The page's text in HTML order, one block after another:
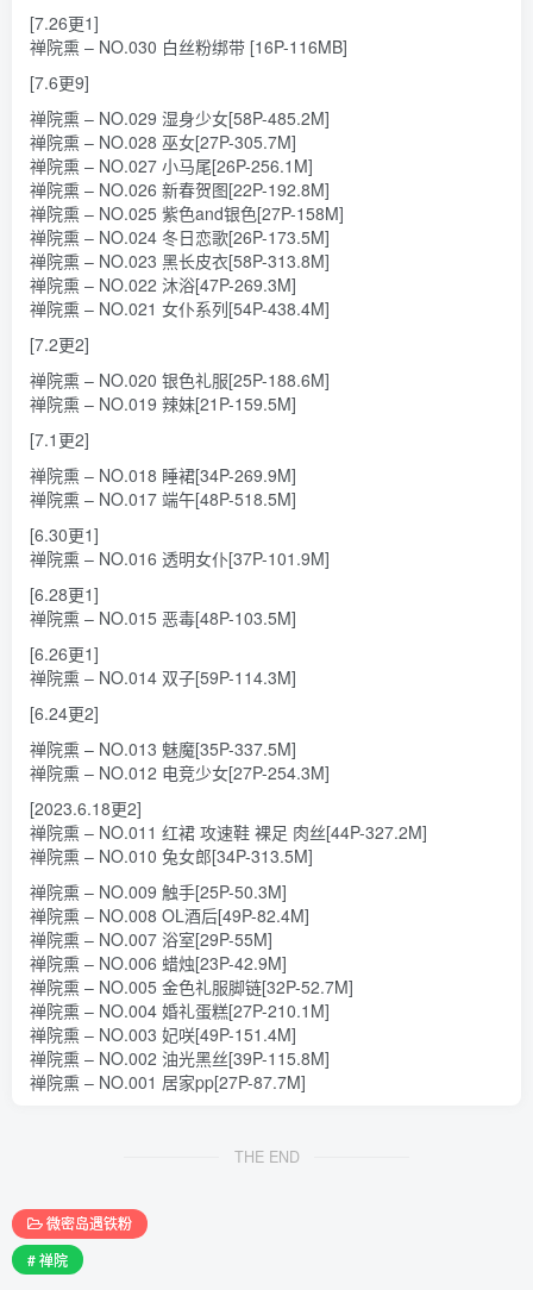
[7.26更1]
禅院熏 – NO.030 白丝粉绑带 [16P-116MB]
[7.6更9]
禅院熏 – NO.029 湿身少女[58P-485.2M]
禅院熏 – NO.028 巫女[27P-305.7M]
禅院熏 – NO.027 小马尾[26P-256.1M]
禅院熏 – NO.026 新春贺图[22P-192.8M]
禅院熏 – NO.025 紫色and银色[27P-158M]
禅院熏 – NO.024 冬日恋歌[26P-173.5M]
禅院熏 – NO.023 黑长皮衣[58P-313.8M]
禅院熏 – NO.022 沐浴[47P-269.3M]
禅院熏 – NO.021 女仆系列[54P-438.4M]
[7.2更2]
禅院熏 – NO.020 银色礼服[25P-188.6M]
禅院熏 – NO.019 辣妹[21P-159.5M]
[7.1更2]
禅院熏 – NO.018 睡裙[34P-269.9M]
禅院熏 – NO.017 端午[48P-518.5M]
[6.30更1]
禅院熏 – NO.016 透明女仆[37P-101.9M]
[6.28更1]
禅院熏 – NO.015 恶毒[48P-103.5M]
[6.26更1]
禅院熏 – NO.014 双子[59P-114.3M]
[6.24更2]
禅院熏 – NO.013 魅魔[35P-337.5M]
禅院熏 – NO.012 电竞少女[27P-254.3M]
[2023.6.18更2]
禅院熏 – NO.011 红裙 攻速鞋 裸足 肉丝[44P-327.2M]
禅院熏 – NO.010 兔女郎[34P-313.5M]
禅院熏 – NO.009 触手[25P-50.3M]
禅院熏 – NO.008 OL酒后[49P-82.4M]
禅院熏 – NO.007 浴室[29P-55M]
禅院熏 – NO.006 蜡烛[23P-42.9M]
禅院熏 – NO.005 金色礼服脚链[32P-52.7M]
禅院熏 – NO.004 婚礼蛋糕[27P-210.1M]
禅院熏 – NO.003 妃咲[49P-151.4M]
禅院熏 – NO.002 油光黑丝[39P-115.8M]
禅院熏 – NO.001 居家pp[27P-87.7M]
THE END
微密岛遇铁粉
# 禅院